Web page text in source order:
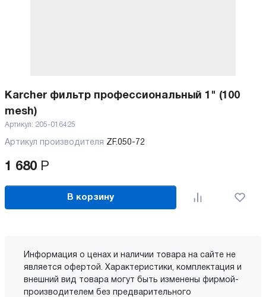
Karcher фильтр профессиональный 1" (100
mesh)
Артикул: 205-016425
Артикул производителя ZF.050-72
1 680 Р
В корзину
Информация о ценах и наличии товара на сайте не
является офертой. Характеристики, комплектация и
внешний вид товара могут быть изменены фирмой-
производителем без предварительного